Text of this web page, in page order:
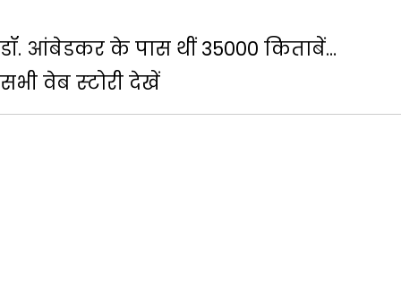
डॉ. आंबेडकर के पास थीं 35000 किताबें…
सभी वेब स्‍टोरी देखें